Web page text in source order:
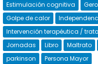
Estimulación cognitiva
Golpe de calor
Intervención terapéutica /
Jornadas
Libro Maltrato
parkinson
Persona Mayor